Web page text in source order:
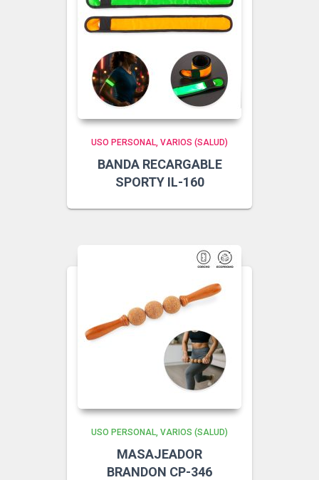
USO PERSONAL VARIOS (SALUD)
BANDA RECARGABLE
SPORTY IL-160
USO PERSONAL VARIOS (SALUD)
MASAJEADOR
BRANDON CP-346